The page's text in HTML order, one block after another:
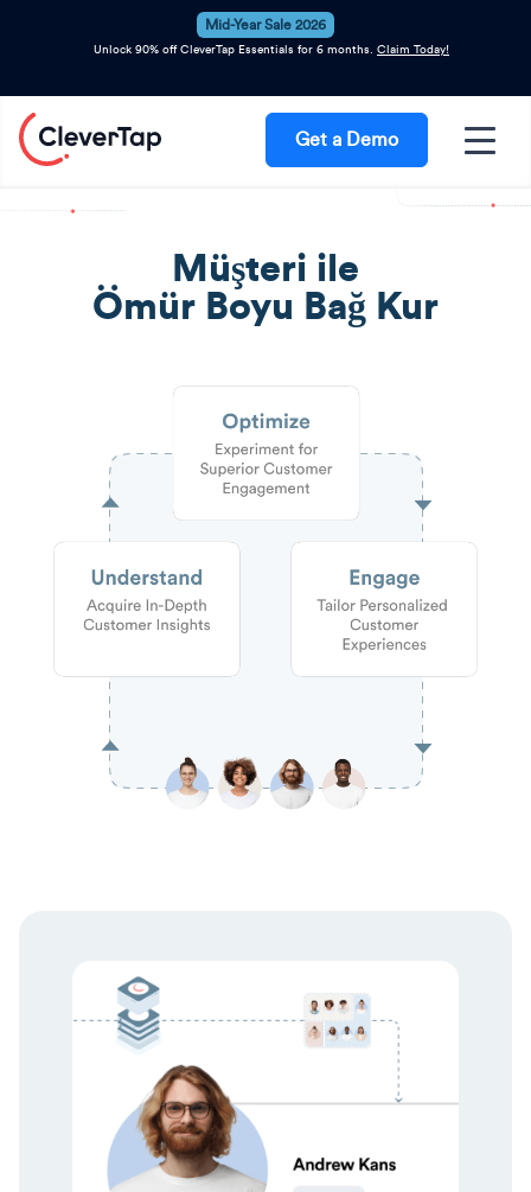
Mid-Year Sale 2026
Unlock 90% off CleverTap Essentials for 6 months. Claim Today!
Get a Demo
Müşteri ile
Ömür Boyu Bağ Kur